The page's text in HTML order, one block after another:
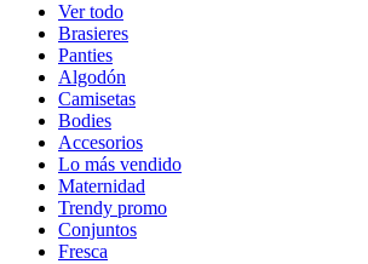
Ver todo
Brasieres
Panties
Algodón
Camisetas
Bodies
Accesorios
Lo más vendido
Maternidad
Trendy promo
Conjuntos
Fresca